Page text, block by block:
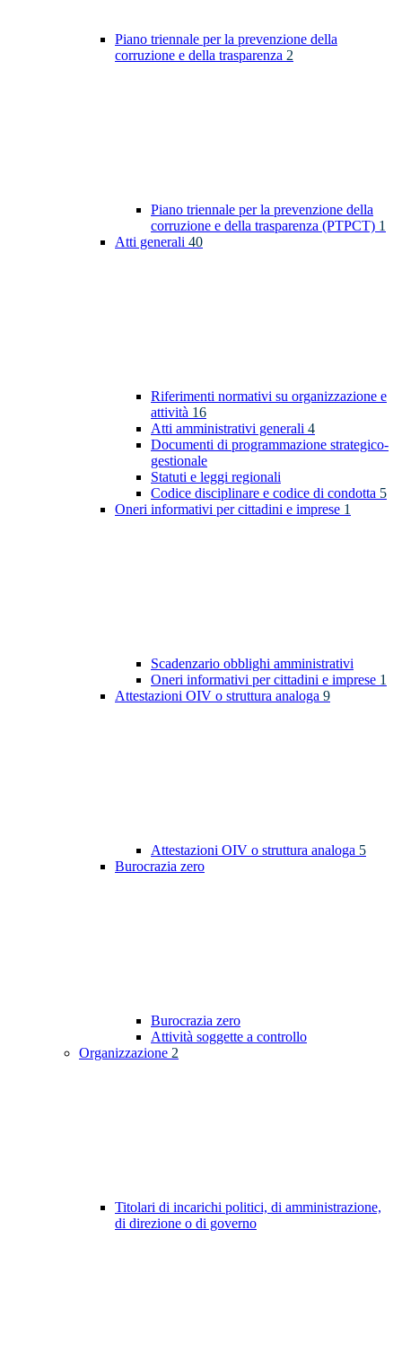
Piano triennale per la prevenzione della
corruzione e della trasparenza 2
Piano triennale per la prevenzione della
corruzione e della trasparenza (PTPCT) 1
Atti generali 40
Riferimenti normativi su organizzazione e
attività 16
Atti amministrativi generali 4
Documenti di programmazione strategico-
gestionale
Statuti e leggi regionali
Codice disciplinare e codice di condotta 5
Oneri informativi per cittadini e imprese 1
Scadenzario obblighi amministrativi
Oneri informativi per cittadini e imprese 1
Attestazioni OIV o struttura analoga 9
Attestazioni OIV o struttura analoga 5
Burocrazia zero
Burocrazia zero
Attività soggette a controllo
Organizzazione 2
Titolari di incarichi politici, di amministrazione,
di direzione o di governo